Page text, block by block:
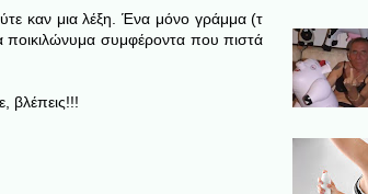
καν μια λέξη. Ένα μόνο γράμμα (τ
ποικιλώνυμα συμφέροντα που πιστά
βλέπεις!!!